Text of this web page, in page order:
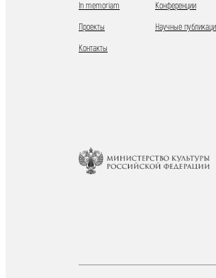
In memoriam
Проекты
Контакты
Конференции
Научные